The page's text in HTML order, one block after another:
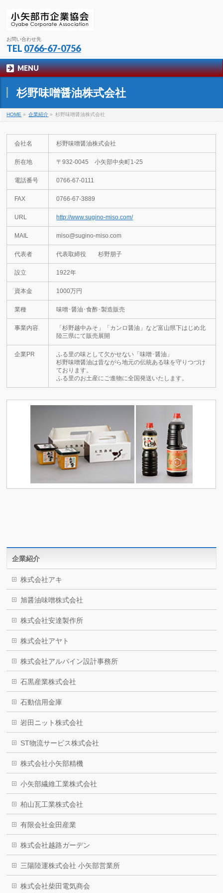
お問い合わせ先
TEL 0766-67-0756
MENU
杉野味噌醤油株式会社
HOME » 企業紹介 » 杉野味噌醤油株式会社
会社名 杉野味噌醤油株式会社
所在地 〒932-0045 小矢部中央町1-25
電話番号 0766-67-0111
FAX 0766-67-3889
URL http://www.sugino-miso.com/
MAIL miso@sugino-miso.com
代表者 代表取締役 杉野朋子
設立 1922年
資本金 1000万円
業種 味噌･醤油･食酢･製造販売
事業内容
「杉野越中みそ」「カンロ醤油」など富山県下はじめ北
陸三県にて販売展開
企業PR
ふる里の味として欠かせない「味噌･醤油」
杉野味噌醤油は昔ながら地元の伝統ある味を守りつづけ
ております。
ふる里のお土産にご進物に全国発送いたします。
企業紹介
株式会社アキ
旭醤油味噌株式会社
株式会社安達製作所
株式会社アヤト
株式会社アルパイン設計事務所
石黒産業株式会社
石動信用金庫
岩田ニット株式会社
ST物流サービス株式会社
株式会社小矢部精機
小矢部繊維工業株式会社
柏山瓦工業株式会社
有限会社金田産業
株式会社越路ガーデン
三陽陸運株式会社 小矢部営業所
株式会社柴田電気商会